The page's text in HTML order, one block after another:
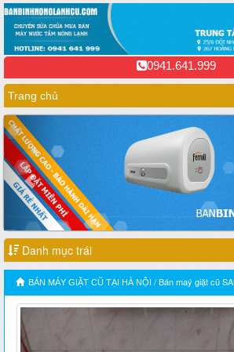
0941.641.999
Trang chủ
Danh mục trái
BÁN MÁY GIẶT CŨ TẠI HÀ NỘI / Bán maý giặt cũ